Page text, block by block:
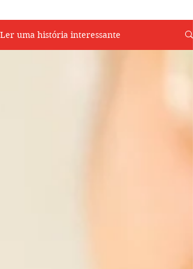
Ler uma história interessante